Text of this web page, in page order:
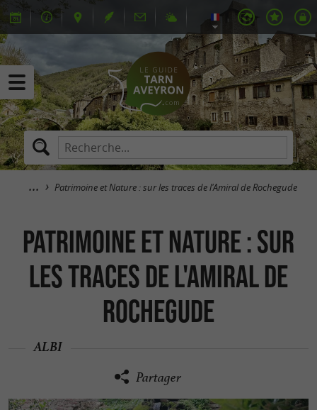
Patrimoine et Nature : sur les traces de l'Amiral de Rochegude
Patrimoine et Nature : sur
les traces de l'Amiral de
Rochegude
ALBI
Partager